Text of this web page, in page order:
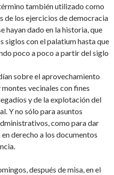
también utilizado como
de los ejercicios de democracia
hayan dado en la historia, que
siglos con el palatium hasta que
poco a poco a partir del siglo
sobre el aprovechamiento
vecinales con fines
y de la explotación del
Y no sólo para asuntos
como para dar
derecho a los documentos
después de misa, en el